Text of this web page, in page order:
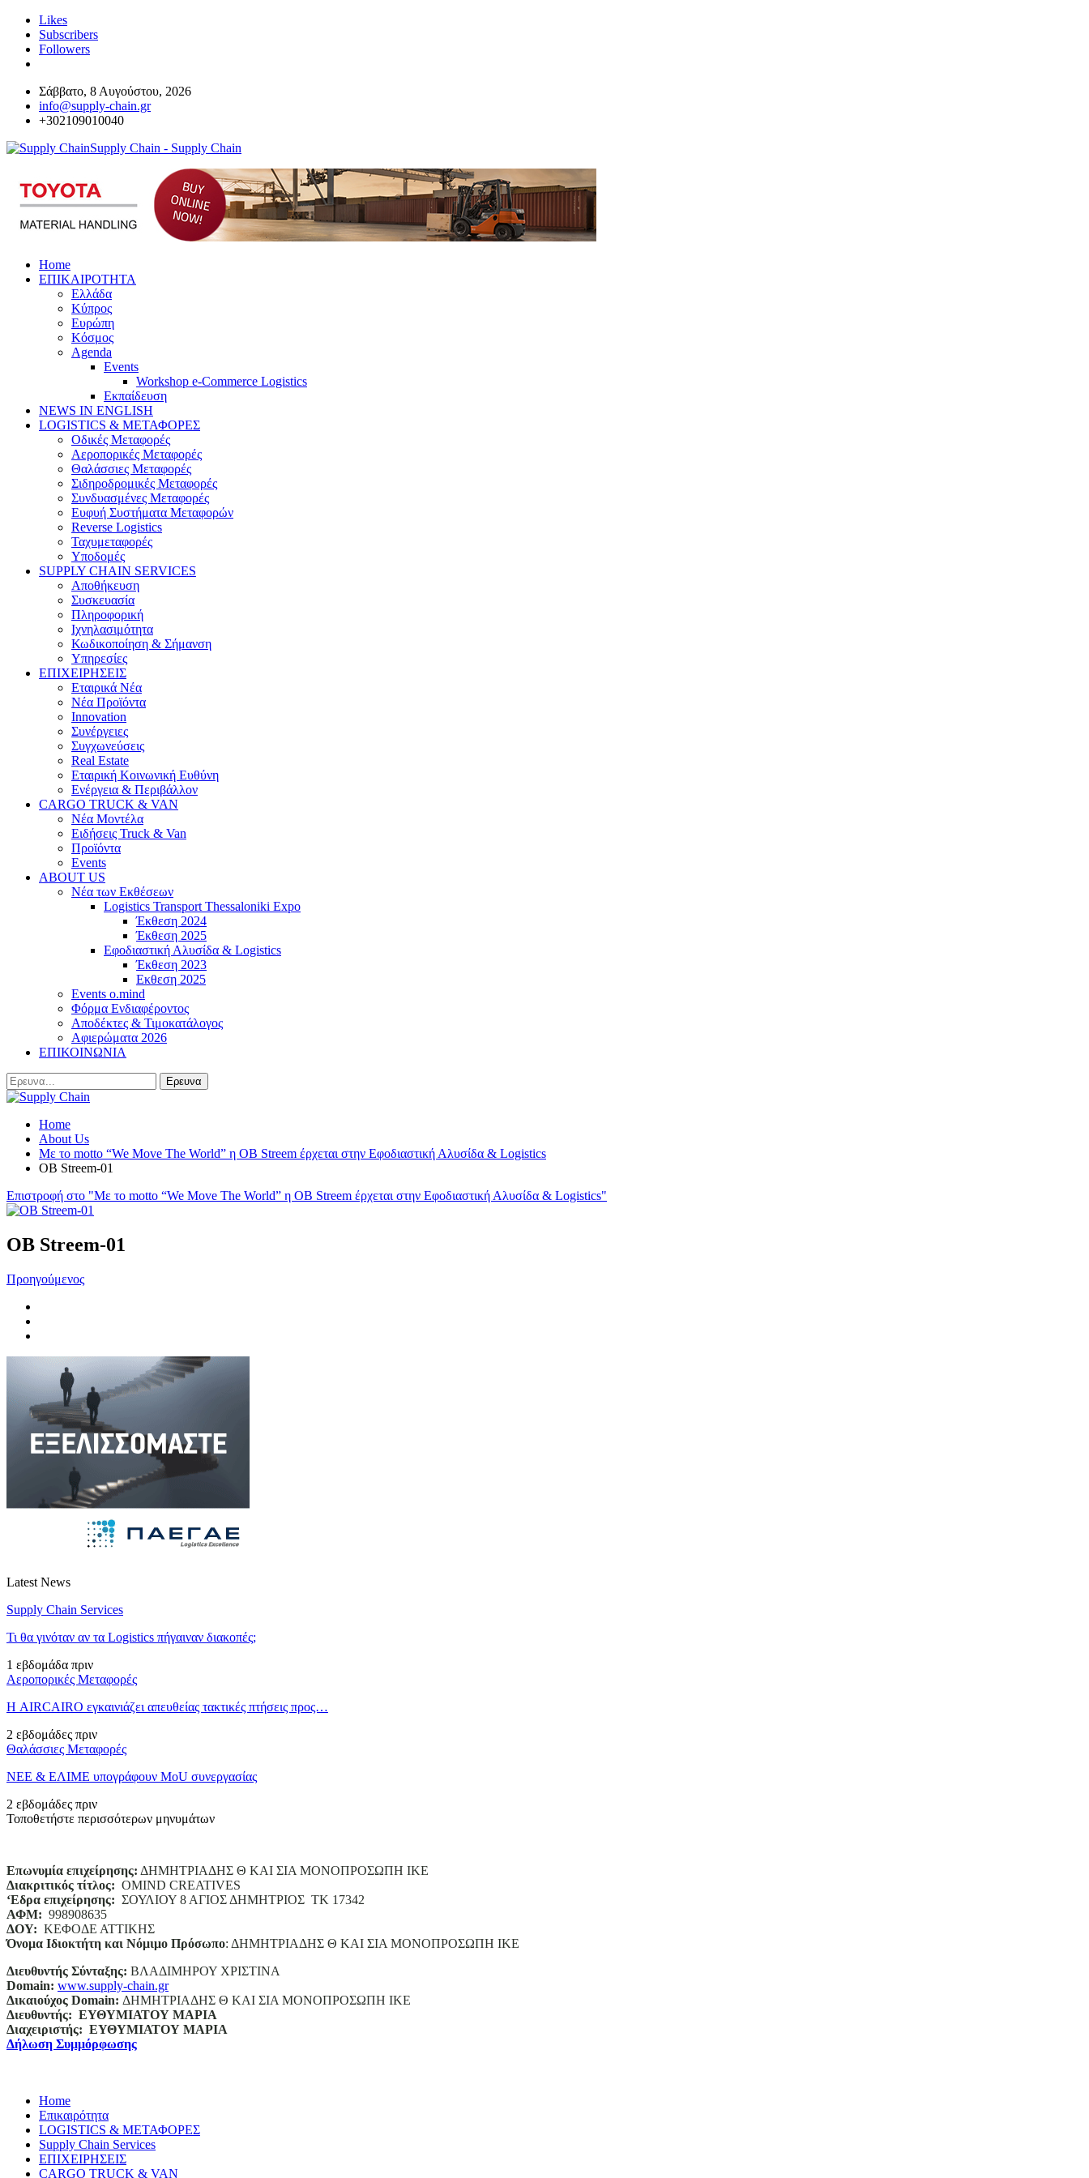
Likes
Subscribers
Followers
Σάββατο, 8 Αυγούστου, 2026
info@supply-chain.gr
+302109010040
Supply Chain - Supply Chain
Home
ΕΠΙΚΑΙΡΟΤΗΤΑ
Ελλάδα
Κύπρος
Ευρώπη
Κόσμος
Agenda
Events
Workshop e-Commerce Logistics
Εκπαίδευση
NEWS IN ENGLISH
LOGISTICS & ΜΕΤΑΦΟΡΕΣ
Οδικές Μεταφορές
Αεροπορικές Μεταφορές
Θαλάσσιες Μεταφορές
Σιδηροδρομικές Μεταφορές
Συνδυασμένες Μεταφορές
Ευφυή Συστήματα Μεταφορών
Reverse Logistics
Ταχυμεταφορές
Υποδομές
SUPPLY CHAIN SERVICES
Αποθήκευση
Συσκευασία
Πληροφορική
Ιχνηλασιμότητα
Κωδικοποίηση & Σήμανση
Υπηρεσίες
ΕΠΙΧΕΙΡΗΣΕΙΣ
Εταιρικά Νέα
Νέα Προϊόντα
Innovation
Συνέργειες
Συγχωνεύσεις
Real Estate
Εταιρική Κοινωνική Ευθύνη
Ενέργεια & Περιβάλλον
CARGO TRUCK & VAN
Νέα Μοντέλα
Ειδήσεις Truck & Van
Προϊόντα
Events
ABOUT US
Νέα των Εκθέσεων
Logistics Transport Thessaloniki Expo
Έκθεση 2024
Έκθεση 2025
Εφοδιαστική Αλυσίδα & Logistics
Έκθεση 2023
Εκθεση 2025
Events o.mind
Φόρμα Ενδιαφέροντος
Αποδέκτες & Τιμοκατάλογος
Αφιερώματα 2026
ΕΠΙΚΟΙΝΩΝΙΑ
Home
About Us
Με το motto “We Move The World” η OB Streem έρχεται στην Εφοδιαστική Αλυσίδα & Logistics
OB Streem-01
Επιστροφή στο "Με το motto “We Move The World” η OB Streem έρχεται στην Εφοδιαστική Αλυσίδα & Logistics"
OB Streem-01
Προηγούμενος
Latest News
Supply Chain Services
Τι θα γινόταν αν τα Logistics πήγαιναν διακοπές;
1 εβδομάδα πριν
Αεροπορικές Μεταφορές
Η AIRCAIRO εγκαινιάζει απευθείας τακτικές πτήσεις προς…
2 εβδομάδες πριν
Θαλάσσιες Μεταφορές
ΝΕΕ & ΕΛΙΜΕ υπογράφουν MoU συνεργασίας
2 εβδομάδες πριν
Τοποθετήστε περισσότερων μηνυμάτων
Επωνυμία επιχείρησης: ΔΗΜΗΤΡΙΑΔΗΣ Θ ΚΑΙ ΣΙΑ ΜΟΝΟΠΡΟΣΩΠΗ ΙΚΕ
Διακριτικός τίτλος: ΟΜΙΝD CREATIVES
‘Eδρα επιχείρησης: ΣΟΥΛΙΟΥ 8 ΑΓΙΟΣ ΔΗΜΗΤΡΙΟΣ ΤΚ 17342
ΑΦΜ: 998908635
ΔΟΥ: ΚΕΦΟΔΕ ΑΤΤΙΚΗΣ
Όνομα Ιδιοκτήτη και Νόμιμο Πρόσωπο: ΔΗΜΗΤΡΙΑΔΗΣ Θ ΚΑΙ ΣΙΑ ΜΟΝΟΠΡΟΣΩΠΗ ΙΚΕ
Διευθυντής Σύνταξης: ΒΛΑΔΙΜΗΡΟΥ ΧΡΙΣΤΙΝΑ
Domain: www.supply-chain.gr
Δικαιούχος Domain: ΔΗΜΗΤΡΙΑΔΗΣ Θ ΚΑΙ ΣΙΑ ΜΟΝΟΠΡΟΣΩΠΗ ΙΚΕ
Διευθυντής: ΕΥΘΥΜΙΑΤΟΥ ΜΑΡΙΑ
Διαχειριστής: ΕΥΘΥΜΙΑΤΟΥ ΜΑΡΙΑ
Δήλωση Συμμόρφωσης
Home
Επικαιρότητα
LOGISTICS & ΜΕΤΑΦΟΡΕΣ
Supply Chain Services
ΕΠΙΧΕΙΡΗΣΕΙΣ
CARGO TRUCK & VAN